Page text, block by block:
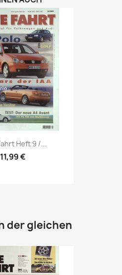
Vorschau
Heft 9 /...
11,99 €
der gleichen